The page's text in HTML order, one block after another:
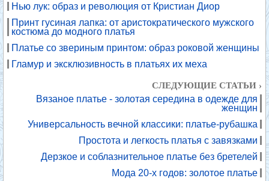
Нью лук: образ и революция от Кристиан Диор
Принт гусиная лапка: от аристократического мужского
костюма до модного платья
Платье со звериным принтом: образ роковой женщины
Гламур и эксклюзивность в платьях их меха
СЛЕДУЮЩИЕ СТАТЬИ ›
Вязаное платье - золотая середина в одежде для
женщин
Универсальность вечной классики: платье-рубашка
Простота и легкость платья с завязками
Дерзкое и соблазнительное платье без бретелей
Мода 20-х годов: золотое платье